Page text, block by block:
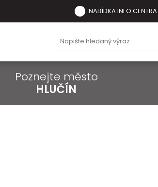
NABÍDKA INFO CENTRA
Poznejte město
HLUČÍN